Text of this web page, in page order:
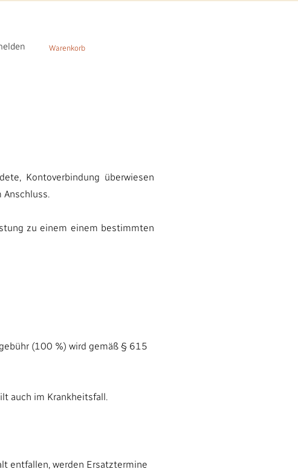
Warenkorb
Kontoverbindung überwiesen
Anschluss.
zu einem einem bestimmten
(100 %) wird gemäß § 615
auch im Krankheitsfall.
entfallen, werden Ersatztermine